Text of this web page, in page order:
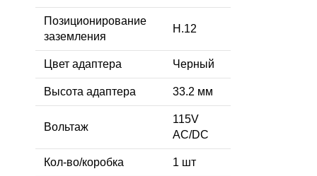
Позиционирование
заземления
H.12
Цвет адаптера Черный
Высота адаптера 33.2 мм
Вольтаж
115V
AC/DC
Кол-во/коробка 1 шт